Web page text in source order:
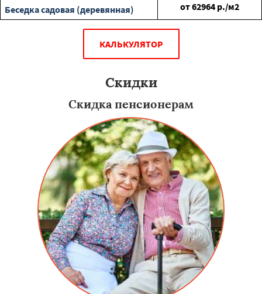
Беседка садовая (деревянная)
от62964 р./м2
КАЛЬКУЛЯТОР
Скидки
Скидка пенсионерам